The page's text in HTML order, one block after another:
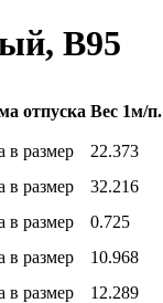
В95
отпуска Вес 1м/п.
в размер 22.373
в размер 32.216
в размер 0.725
в размер 10.968
в размер 12.289